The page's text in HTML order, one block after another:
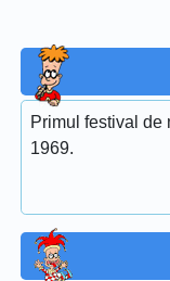
Primul festival de
1969.